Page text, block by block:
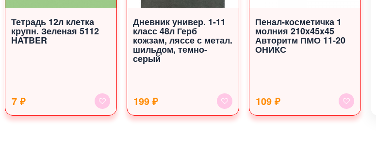
Тетрадь 12л клетка
крупн. Зеленая 5112
HATBER
7 ₽
Дневник универ. 1-11
класс 48л Герб
кожзам, ляссе с метал.
шильдом, темно-
серый
199 ₽
Пенал-косметичка 1
молния 210x45x45
Авторитм ПМО 11-20
ОНИКС
109 ₽